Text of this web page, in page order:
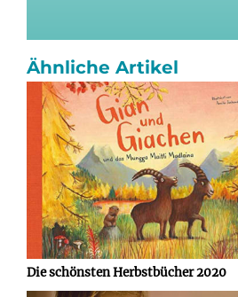
Ähnliche Artikel
Die schönsten Herbstbücher 2020